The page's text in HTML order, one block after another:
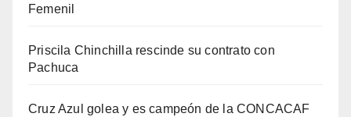
Femenil
Priscila Chinchilla rescinde su contrato con
Pachuca
Cruz Azul golea y es campeón de la CONCACAF